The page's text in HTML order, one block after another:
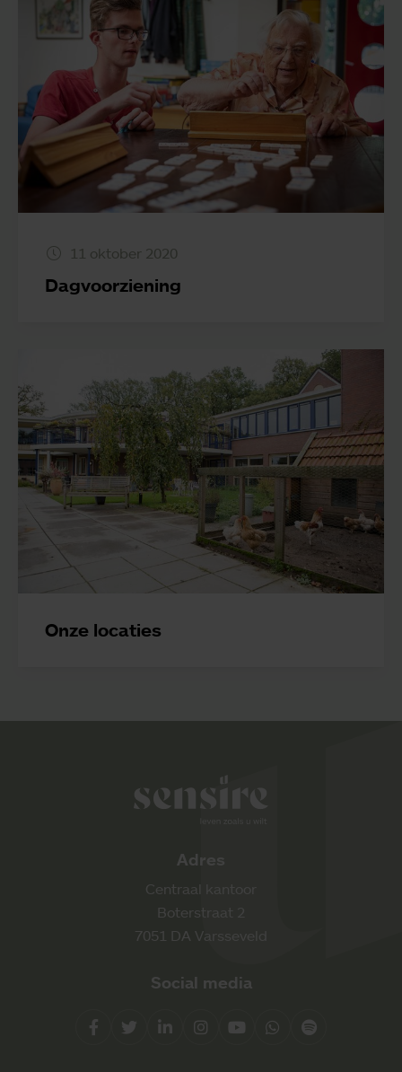
11 oktober 2020
Dagvoorziening
Onze locaties
Adres
Centraal kantoor
Boterstraat 2
7051 DA Varsseveld
Social media
FacebookTwitterLinkedInInstagram
YouTubeWhatsapp
Spotify